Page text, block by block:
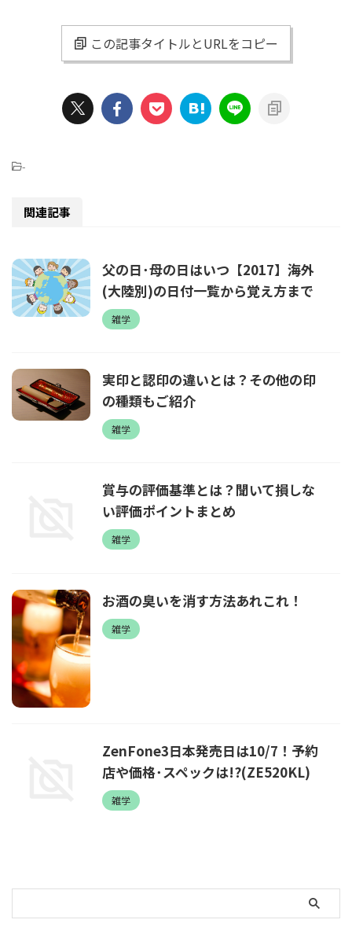
この記事タイトルとURLをコピー
-
関連記事
父の日･母の日はいつ【2017】海外
(大陸別)の日付一覧から覚え方まで
雑学
実印と認印の違いとは？その他の印
の種類もご紹介
雑学
賞与の評価基準とは？聞いて損しな
い評価ポイントまとめ
雑学
お酒の臭いを消す方法あれこれ！
雑学
ZenFone3日本発売日は10/7！予約
店や価格･スペックは!?(ZE520KL)
雑学